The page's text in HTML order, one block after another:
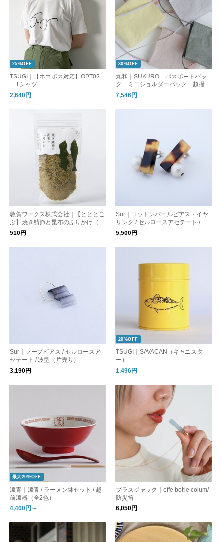
25%OFF
TSUGI｜【ネコポス対応】OPT02
Tシャツ
2,640円
30%OFF
丸和｜SUKURO パスポートバッ
グ ミニショルダーバッグ 超撥水
加工 越前和紙
7,546円
敦賀ワークス株式会社｜【とととこ
ぶ】焼き鯖節と昆布のふりかけ（2
5g）
510円
Sur｜コットンパールピアス・イヤ
リング / セルロースアセテート / 縦
長方形_SR-P4/EA4
5,500円
Sur｜フープピアス / セルロースア
セテート / 波型（片売り）
3,190円
20%OFF
TSUGI｜SAVACAN（キャニスタ
ー）
1,496円
最大20%OFF
漆青｜漆青 / ラーメン鉢セット / 越
前漆器（全2色）
4,400円～
プラスジャック｜effe bottle colum/
防災笛
6,050円